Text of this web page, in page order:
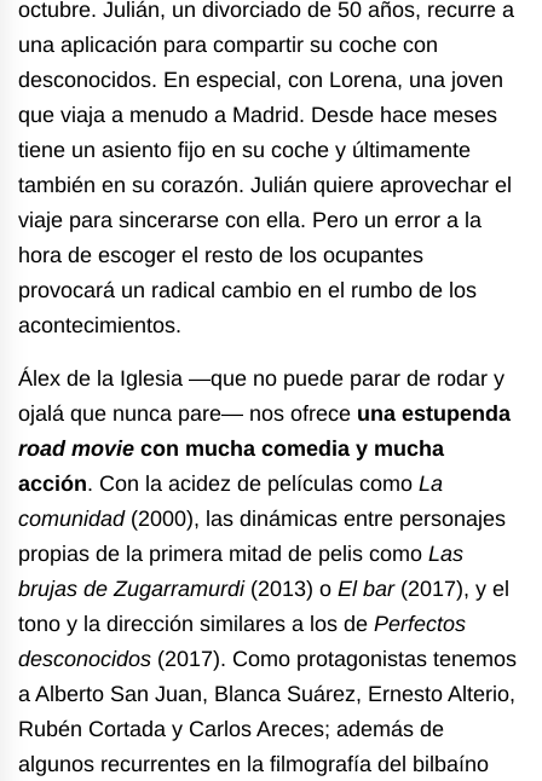
octubre. Julián, un divorciado de 50 años, recurre a
una aplicación para compartir su coche con
desconocidos. En especial, con Lorena, una joven
que viaja a menudo a Madrid. Desde hace meses
tiene un asiento fijo en su coche y últimamente
también en su corazón. Julián quiere aprovechar el
viaje para sincerarse con ella. Pero un error a la
hora de escoger el resto de los ocupantes
provocará un radical cambio en el rumbo de los
acontecimientos.
Álex de la Iglesia —que no puede parar de rodar y
ojalá que nunca pare— nos ofrece una estupenda
road movie con mucha comedia y mucha
acción. Con la acidez de películas como La
comunidad(2000), las dinámicas entre personajes
propias de la primera mitad de pelis como Las
brujas de Zugarramurdi(2013) o El bar(2017), y el
tono y la dirección similares a los de Perfectos
desconocidos (2017). Como protagonistas tenemos
a Alberto San Juan, Blanca Suárez, Ernesto Alterio,
Rubén Cortada y Carlos Areces; además de
algunos recurrentes en la filmografía del bilbaíno